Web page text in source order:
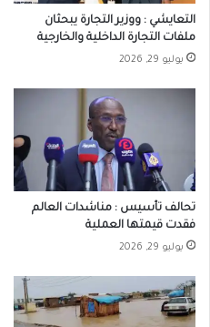
التعايشي : ووزير التجارة يبحثان
ملفات التجارة الداخلية والخارجية
يوليو 29, 2026
تحالف تأسيس : مناشدات العالم
فقدت قيمتها العملية
يوليو 29, 2026